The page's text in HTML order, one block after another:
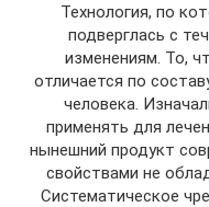
Технология, по
подверглась с
изменениям. То,
отличается по
человека.
применять для
нынешний продукт
свойствами не
Систематическое